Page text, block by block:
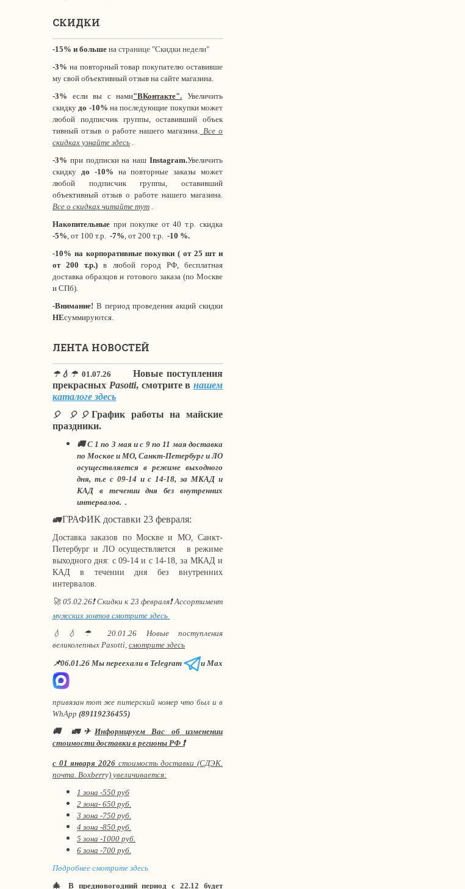
СКИДКИ
-15% и больше на странице "Скидки недели"
-3% на повторный товар покупателю оставивше
му свой объективный отзыв на сайте магазина.
-3% если вы с нами"ВКонтакте".
Увеличить
скидкудо -10% на последующие покупки может
любой подписчик группы, оставивший объек
тивный отзыв о работе нашего магазина. Все о
скидках узнайте здесь .
-3% при подписки на наш Instagram.Увеличить
скидку до -10% на повторные заказы может
любой подписчик группы, оставивший
объективный отзыв о работе нашего магазина.
Все о скидках читайте тут .
Накопительные при покупке от 40 т.р. скидка
-5%, от 100 т.р. -7%, от 200 т.р. -10 %.
-10% на корпоративные покупки ( от 25 шт и
от 200 т.р.) в любой город РФ, бесплатная
доставка образцов и готового заказа (по Москве
и СПб).
-Внимание! В период проведения акций скидки
НЕсуммируются.
ЛЕНТА НОВОСТЕЙ
☂💧☂01.07.26
Новые поступления
прекрасных Pasotti, смотрите в нашем
каталоге здесь
🎈 🎈🎈График работы на майские
праздники.
🚚 С 1 по 3 мая и с 9 по 11 мая доставка
по Москве и МО, Санкт-Петербург и ЛО
осуществляется в режиме выходного
дня, т.е с 09-14 и с 14-18, за МКАД и
КАД в течении дня без внутренних
интервалов. .
🚛ГРАФИК доставки 23 февраля:
Доставка заказов по Москве и МО, Санкт-
Петербург и ЛО осуществляется в режиме
выходного дня: с 09-14 и с 14-18, за МКАД и
КАД в течении дня без внутренних
интервалов.
🚀 05.02.26❗ Скидки к 23 февраля❗ Ассортимент
мужских зонтов смотрите здесь
💧💧☂ 20.01.26 Новые поступления
великолепных Pasotti, смотрите здесь
📌06.01.26 Мы переехали в Telegram
и Max
привязан тот же питерский номер что был и в
WhApp (89119236455)
🚚 🚛✈Информируем Вас об изменении
стоимости доставки в регионы РФ ❗
с 01 января 2026 стоимость доставки (СДЭК.
почта. Boxberry) увеличивается:
1 зона -550 руб
2 зона- 650 руб.
3 зона -750 руб.
4 зона -850 руб.
5 зона -1000 руб.
6 зона -700 руб.
Подробнее смотрите здесь
🎄 В предновогодний период с 22.12 будет